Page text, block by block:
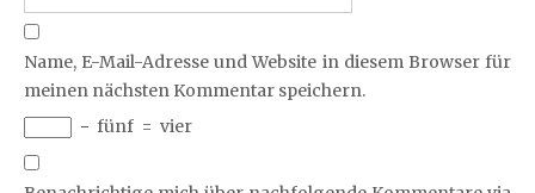
Name, E-Mail-Adresse und Website in diesem Browser für
meinen nächsten Kommentar speichern.
− fünf = vier